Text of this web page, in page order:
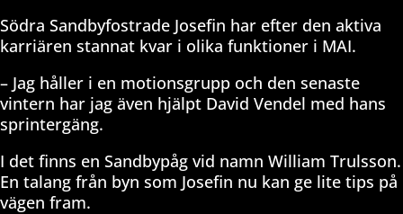
Södra Sandbyfostrade Josefin har efter den aktiva
karriären stannat kvar i olika funktioner i MAI.
– Jag håller i en motionsgrupp och den senaste
vintern har jag även hjälpt David Vendel med hans
sprintergäng.
I det finns en Sandbypåg vid namn William Trulsson.
En talang från byn som Josefin nu kan ge lite tips på
vägen fram.